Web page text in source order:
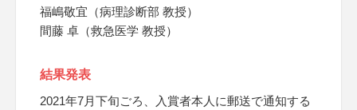
福嶋敬宜（病理診断部 教授）
間藤 卓（救急医学 教授）
結果発表
2021年7月下旬ごろ、入賞者本人に郵送で通知する